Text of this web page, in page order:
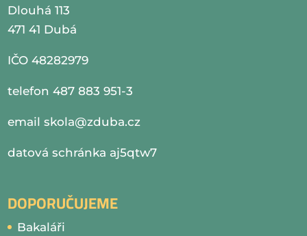
Dlouhá 113
471 41 Dubá
IČO 48282979
telefon 487 883 951-3
emailskola@zduba.cz
datová schránka aj5qtw7
DOPORUČUJEME
Bakaláři